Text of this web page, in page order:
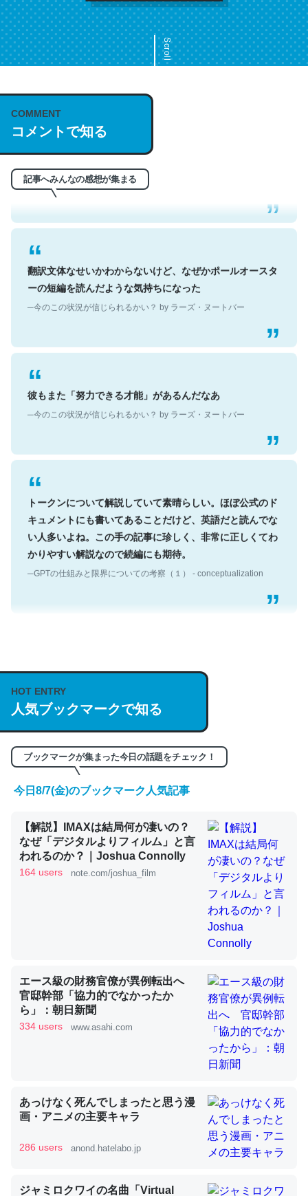
Scroll
COMMENT
コメントで知る
記事へみんなの感想が集まる
これは名文。彼はとてもクレバーなんだろうなと凄く思
う。英語少しでも読める人は原文もお勧め。自分はこの流
れ好き。Let’s Fucking Go. Then Covid hit. Shit.
─今のこの状況が信じられるかい？ by ラーズ・ヌートバー
翻訳文体なせいかわからないけど、なぜかポールオースタ
ーの短編を読んだような気持ちになった
彼もまた「努力できる才能」があるんだなあ
トークンについて解説していて素晴らしい。ほぼ公式のド
キュメントにも書いてあることだけど、英語だと読んでな
い人多いよね。この手の記事に珍しく、非常に正しくてわ
かりやすい解説なので続編にも期待。
説してる記事が少ないので貴重な良記事。/続編来た
https://isobe324649.hatenablog.com/entry/2023/03/27
/064121
─GPTの仕組みと限界についての考察（１） - conceptualization
くらい。小説でいう「ずっと前の伏線」は回収されないけ
ど、短期記憶というには多い分量。進化すればするほど分
かりやすく強くなりそう
─GPTの仕組みと限界についての考察（１） - conceptualization
昆虫ってカルシウム少ないのか。知らんかった。調べたら
コオロギのカルシウム分はエビの600分の1程度。
─ニュース :: 【研究発表】昆虫学の大問題＝「昆虫はなぜ海にいな
論文では「淡水はカルシウムも酸素も不足してて両方に不
利だから両方が拮抗してるのでは」とあって面白い。海に
いる鋏角類（カブトガニ・ウミグモ）はカルシウムを使わ
ずキチンを強化してる筈だが、酵素が違うのか？
いのか」に関する新仮説
HOT ENTRY
人気ブックマークで知る
ブックマークが集まった今日の話題をチェック！
今日8/7(金)のブックマーク人気記事
【解説】IMAXは結局何が凄いの？
なぜ「デジタルよりフィルム」と言
われるのか？｜Joshua Connolly
164 users note.com/joshua_film
エース級の財務官僚が異例転出へ
官邸幹部「協力的でなかったか
ら」：朝日新聞
334 users www.asahi.com
あっけなく死んでしまったと思う漫
画・アニメの主要キャラ
286 users anond.hatelabo.jp
ジャミロクワイの名曲「Virtual